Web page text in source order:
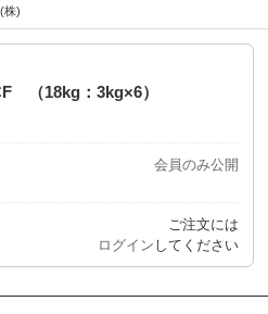
株)
（18kg：3kg×6）
会員のみ公開
ご注文には
ログイン してください